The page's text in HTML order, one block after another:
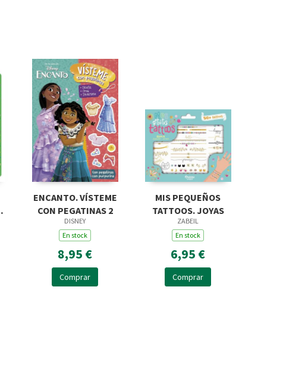
ENCANTO. VÍSTEME
CON PEGATINAS 2
DISNEY
En stock
8,95 €
Comprar
MIS PEQUEÑOS
TATTOOS. JOYAS
ZABEIL
En stock
6,95 €
Comprar